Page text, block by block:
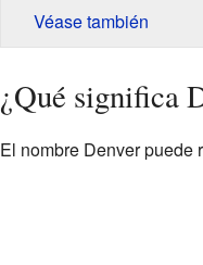
Véase también
¿Qué significa
El nombre Denver puede